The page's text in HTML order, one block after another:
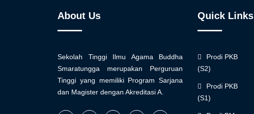
About Us
Sekolah Tinggi Ilmu Agama Buddha
Smaratungga merupakan Perguruan
Tinggi yang memiliki Program Sarjana
dan Magister dengan Akreditasi A.
Quick Links
Prodi PKB
(S2)
Prodi PKB
(S1)